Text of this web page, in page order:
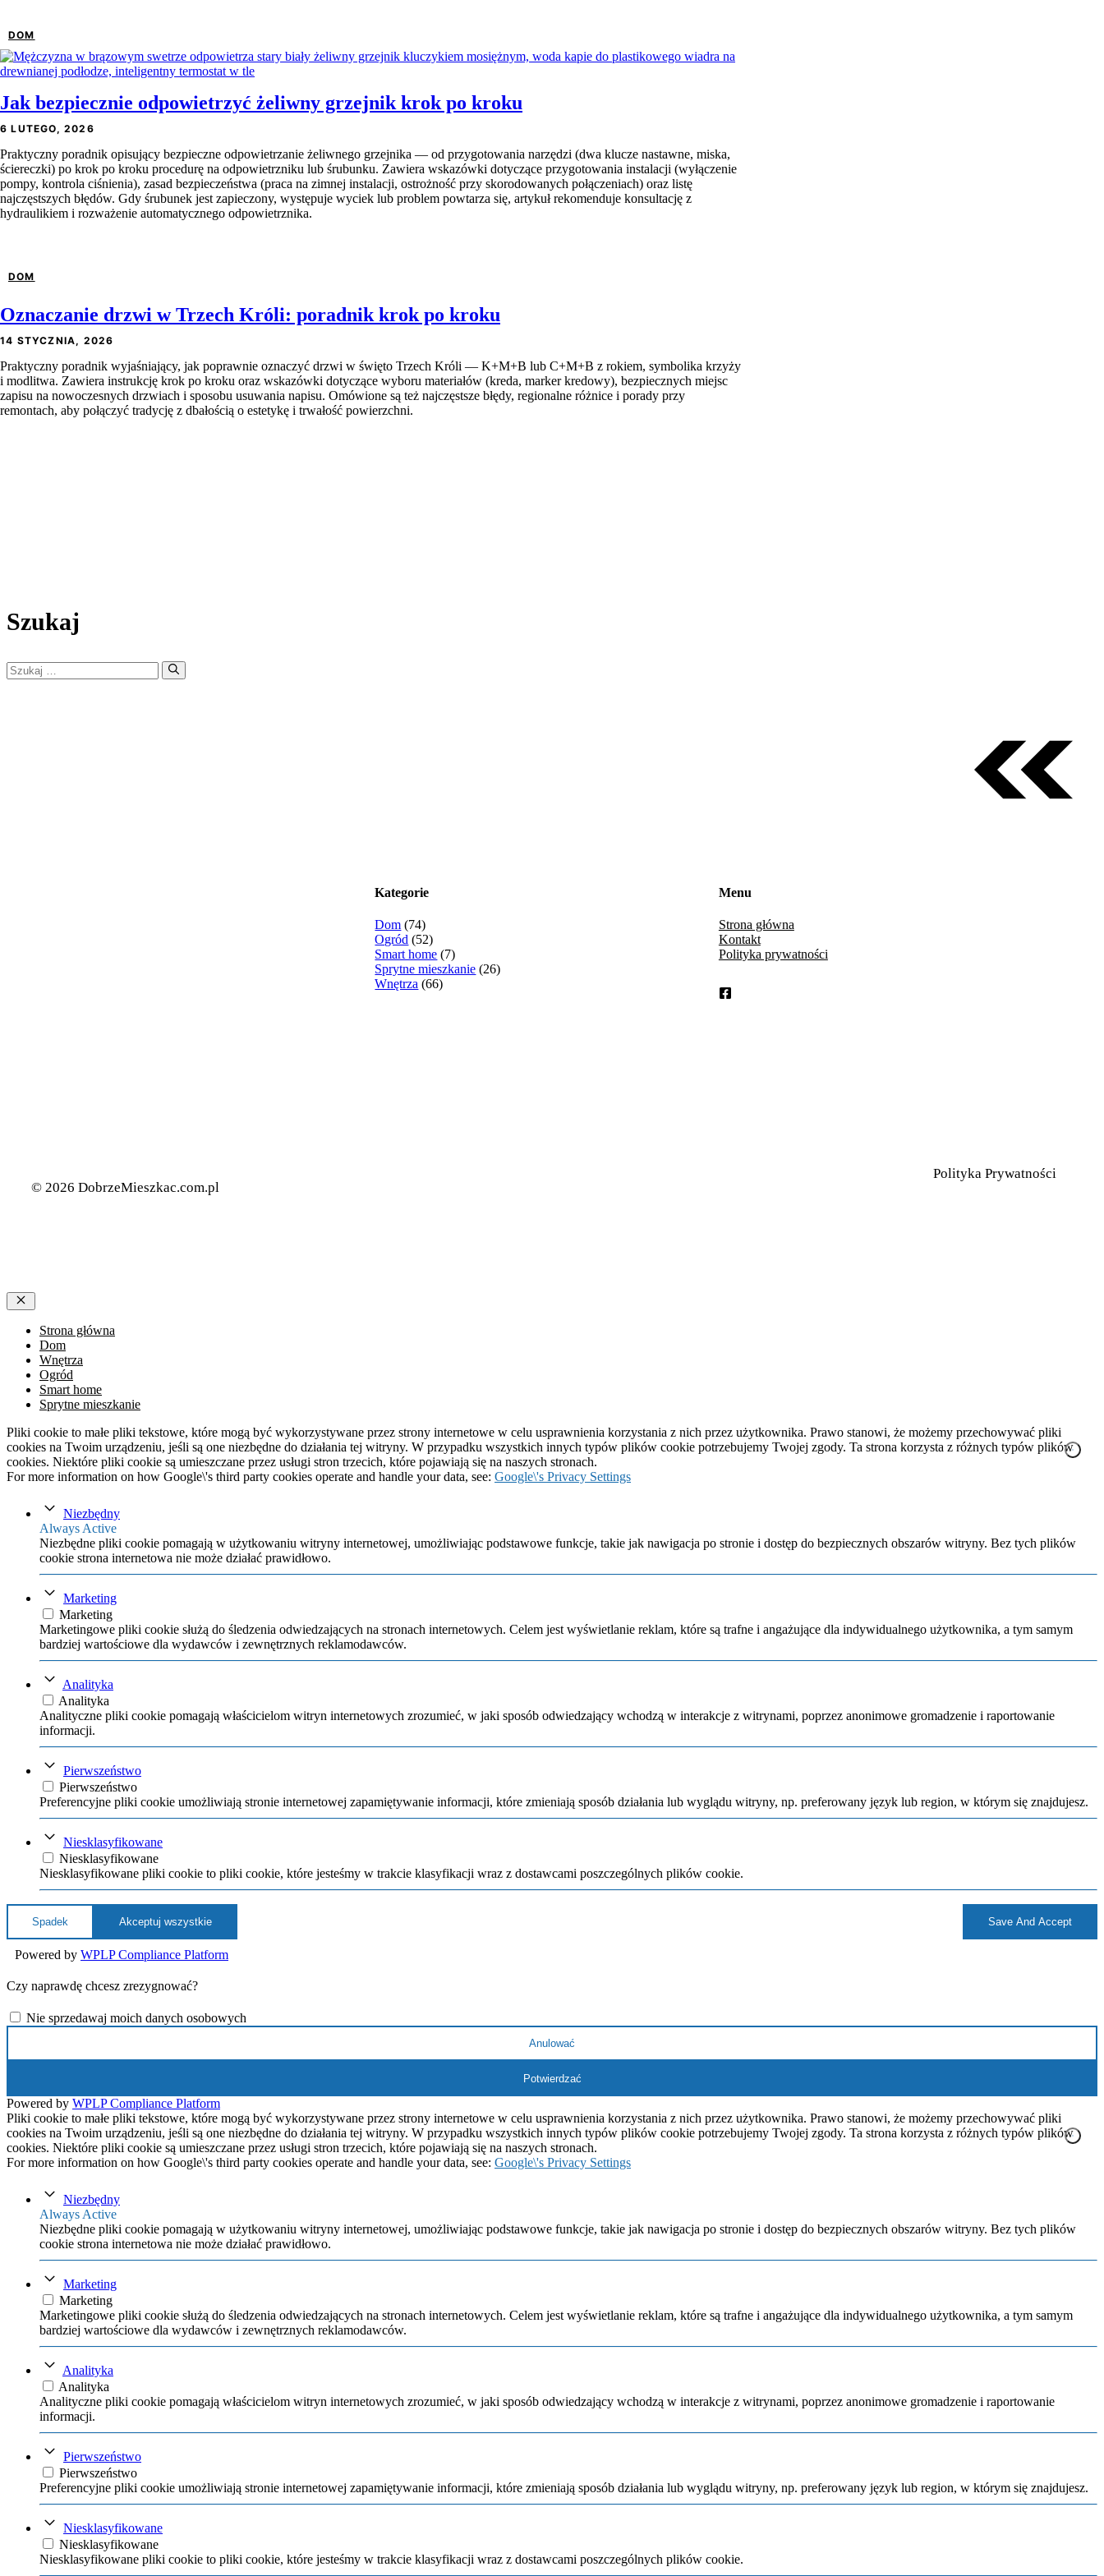
DOM
Jak bezpiecznie odpowietrzyć żeliwny grzejnik krok po kroku
6 LUTEGO, 2026
Praktyczny poradnik opisujący bezpieczne odpowietrzanie żeliwnego grzejnika — od przygotowania narzędzi (dwa klucze nastawne, miska,
ściereczki) po krok po kroku procedurę na odpowietrzniku lub śrubunku. Zawiera wskazówki dotyczące przygotowania instalacji (wyłączenie
pompy, kontrola ciśnienia), zasad bezpieczeństwa (praca na zimnej instalacji, ostrożność przy skorodowanych połączeniach) oraz listę
najczęstszych błędów. Gdy śrubunek jest zapieczony, występuje wyciek lub problem powtarza się, artykuł rekomenduje konsultację z
hydraulikiem i rozważenie automatycznego odpowietrznika.
DOM
Oznaczanie drzwi w Trzech Króli: poradnik krok po kroku
14 STYCZNIA, 2026
Praktyczny poradnik wyjaśniający, jak poprawnie oznaczyć drzwi w święto Trzech Króli — K+M+B lub C+M+B z rokiem, symbolika krzyży
i modlitwa. Zawiera instrukcję krok po kroku oraz wskazówki dotyczące wyboru materiałów (kreda, marker kredowy), bezpiecznych miejsc
zapisu na nowoczesnych drzwiach i sposobu usuwania napisu. Omówione są też najczęstsze błędy, regionalne różnice i porady przy
remontach, aby połączyć tradycję z dbałością o estetykę i trwałość powierzchni.
Szukaj
Szukaj:
Kategorie
Dom (74)
Ogród (52)
Smart home (7)
Sprytne mieszkanie (26)
Wnętrza (66)
Menu
Strona główna
Kontakt
Polityka prywatności
© 2026 DobrzeMieszkac.com.pl
Polityka Prywatności
Zamknij
Strona główna
Dom
Wnętrza
Ogród
Smart home
Sprytne mieszkanie
Pliki cookie to małe pliki tekstowe, które mogą być wykorzystywane przez strony internetowe w celu usprawnienia korzystania z nich przez użytkownika. Prawo stanowi, że możemy przechowywać pliki
cookies na Twoim urządzeniu, jeśli są one niezbędne do działania tej witryny. W przypadku wszystkich innych typów plików cookie potrzebujemy Twojej zgody. Ta strona korzysta z różnych typów plików
cookies. Niektóre pliki cookie są umieszczane przez usługi stron trzecich, które pojawiają się na naszych stronach.
For more information on how Google\'s third party cookies operate and handle your data, see: Google\'s Privacy Settings
Niezbędny
Always Active
Niezbędne pliki cookie pomagają w użytkowaniu witryny internetowej, umożliwiając podstawowe funkcje, takie jak nawigacja po stronie i dostęp do bezpiecznych obszarów witryny. Bez tych plików
cookie strona internetowa nie może działać prawidłowo.
Marketing
Marketing
Marketingowe pliki cookie służą do śledzenia odwiedzających na stronach internetowych. Celem jest wyświetlanie reklam, które są trafne i angażujące dla indywidualnego użytkownika, a tym samym
bardziej wartościowe dla wydawców i zewnętrznych reklamodawców.
Analityka
Analityka
Analityczne pliki cookie pomagają właścicielom witryn internetowych zrozumieć, w jaki sposób odwiedzający wchodzą w interakcje z witrynami, poprzez anonimowe gromadzenie i raportowanie
informacji.
Pierwszeństwo
Pierwszeństwo
Preferencyjne pliki cookie umożliwiają stronie internetowej zapamiętywanie informacji, które zmieniają sposób działania lub wyglądu witryny, np. preferowany język lub region, w którym się znajdujesz.
Niesklasyfikowane
Niesklasyfikowane
Niesklasyfikowane pliki cookie to pliki cookie, które jesteśmy w trakcie klasyfikacji wraz z dostawcami poszczególnych plików cookie.
Spadek Akceptuj wszystkie Save And Accept
Powered by WPLP Compliance Platform
Czy naprawdę chcesz zrezygnować?
Nie sprzedawaj moich danych osobowych
Anulować
Potwierdzać
Powered by WPLP Compliance Platform
Pliki cookie to małe pliki tekstowe, które mogą być wykorzystywane przez strony internetowe w celu usprawnienia korzystania z nich przez użytkownika. Prawo stanowi, że możemy przechowywać pliki
cookies na Twoim urządzeniu, jeśli są one niezbędne do działania tej witryny. W przypadku wszystkich innych typów plików cookie potrzebujemy Twojej zgody. Ta strona korzysta z różnych typów plików
cookies. Niektóre pliki cookie są umieszczane przez usługi stron trzecich, które pojawiają się na naszych stronach.
For more information on how Google\'s third party cookies operate and handle your data, see: Google\'s Privacy Settings
Niezbędny
Always Active
Niezbędne pliki cookie pomagają w użytkowaniu witryny internetowej, umożliwiając podstawowe funkcje, takie jak nawigacja po stronie i dostęp do bezpiecznych obszarów witryny. Bez tych plików
cookie strona internetowa nie może działać prawidłowo.
Marketing
Marketing
Marketingowe pliki cookie służą do śledzenia odwiedzających na stronach internetowych. Celem jest wyświetlanie reklam, które są trafne i angażujące dla indywidualnego użytkownika, a tym samym
bardziej wartościowe dla wydawców i zewnętrznych reklamodawców.
Analityka
Analityka
Analityczne pliki cookie pomagają właścicielom witryn internetowych zrozumieć, w jaki sposób odwiedzający wchodzą w interakcje z witrynami, poprzez anonimowe gromadzenie i raportowanie
informacji.
Pierwszeństwo
Pierwszeństwo
Preferencyjne pliki cookie umożliwiają stronie internetowej zapamiętywanie informacji, które zmieniają sposób działania lub wyglądu witryny, np. preferowany język lub region, w którym się znajdujesz.
Niesklasyfikowane
Niesklasyfikowane
Niesklasyfikowane pliki cookie to pliki cookie, które jesteśmy w trakcie klasyfikacji wraz z dostawcami poszczególnych plików cookie.